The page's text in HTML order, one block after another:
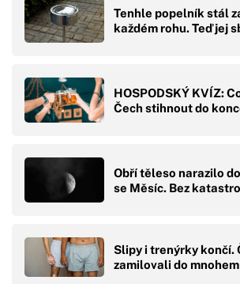
Tenhle popelník stál
každém rohu. Teď jej
HOSPODSKÝ KVÍZ:
Čech stihnout do
Obří těleso narazilo
se Měsíc. Bez
Slipy i trenýrky končí.
zamilovali do